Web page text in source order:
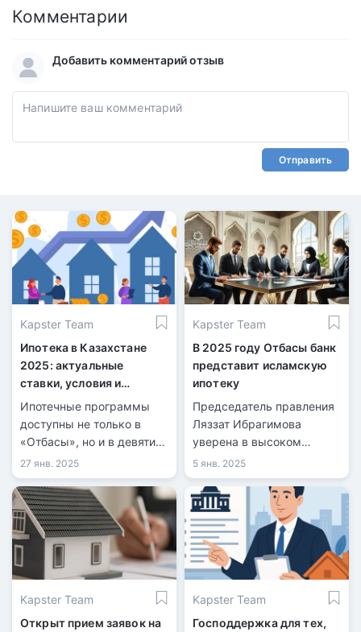
Комментарии
Добавить комментарий отзыв
Отправить
Kapster Team
Ипотека в Казахстане
2025: актуальные
ставки, условия и
топовые программы для
Ипотечные программы
доступны не только в
«Отбасы», но и в девяти
других банках.
27 янв. 2025
Kapster Team
В 2025 году Отбасы банк
представит исламскую
ипотеку
Председатель правления
Ляззат Ибрагимова
уверена в высоком
спросе на этот продукт в
Казахстане.
5 янв. 2025
Kapster Team
Открыт прием заявок на
Kapster Team
Господдержка для тех,